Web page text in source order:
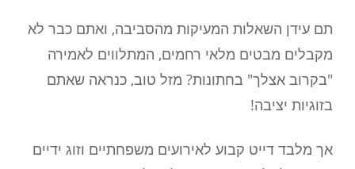
תם עידן השאלות המעיקות מהסביבה, ואתם כבר לא
מקבלים מבטים מלאי רחמים, המתלווים לאמירה
"בקרוב אצלך" בחתונות? מזל טוב, כנראה שאתם
בזוגיות יציבה!
אך מלבד דייט קבוע לאירועים משפחתיים וזוג ידיים